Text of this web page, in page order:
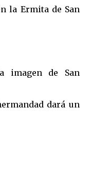
la Ermita de San
imagen de San
dará un